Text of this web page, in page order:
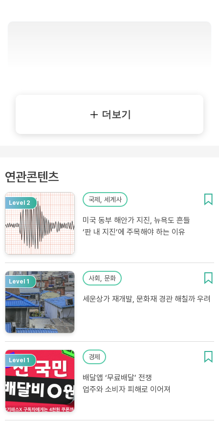
더보기
연관콘텐츠
Level 2 국제, 세계사
미국 동부 해안가 지진, 뉴욕도 흔들
‘판 내 지진’에 주목해야 하는 이유
Level 1 사회, 문화
세운상가 재개발, 문화재 경관 해칠까 우려
Level 1 경제
배달앱 ‘무료배달’ 전쟁
업주와 소비자 피해로 이어져